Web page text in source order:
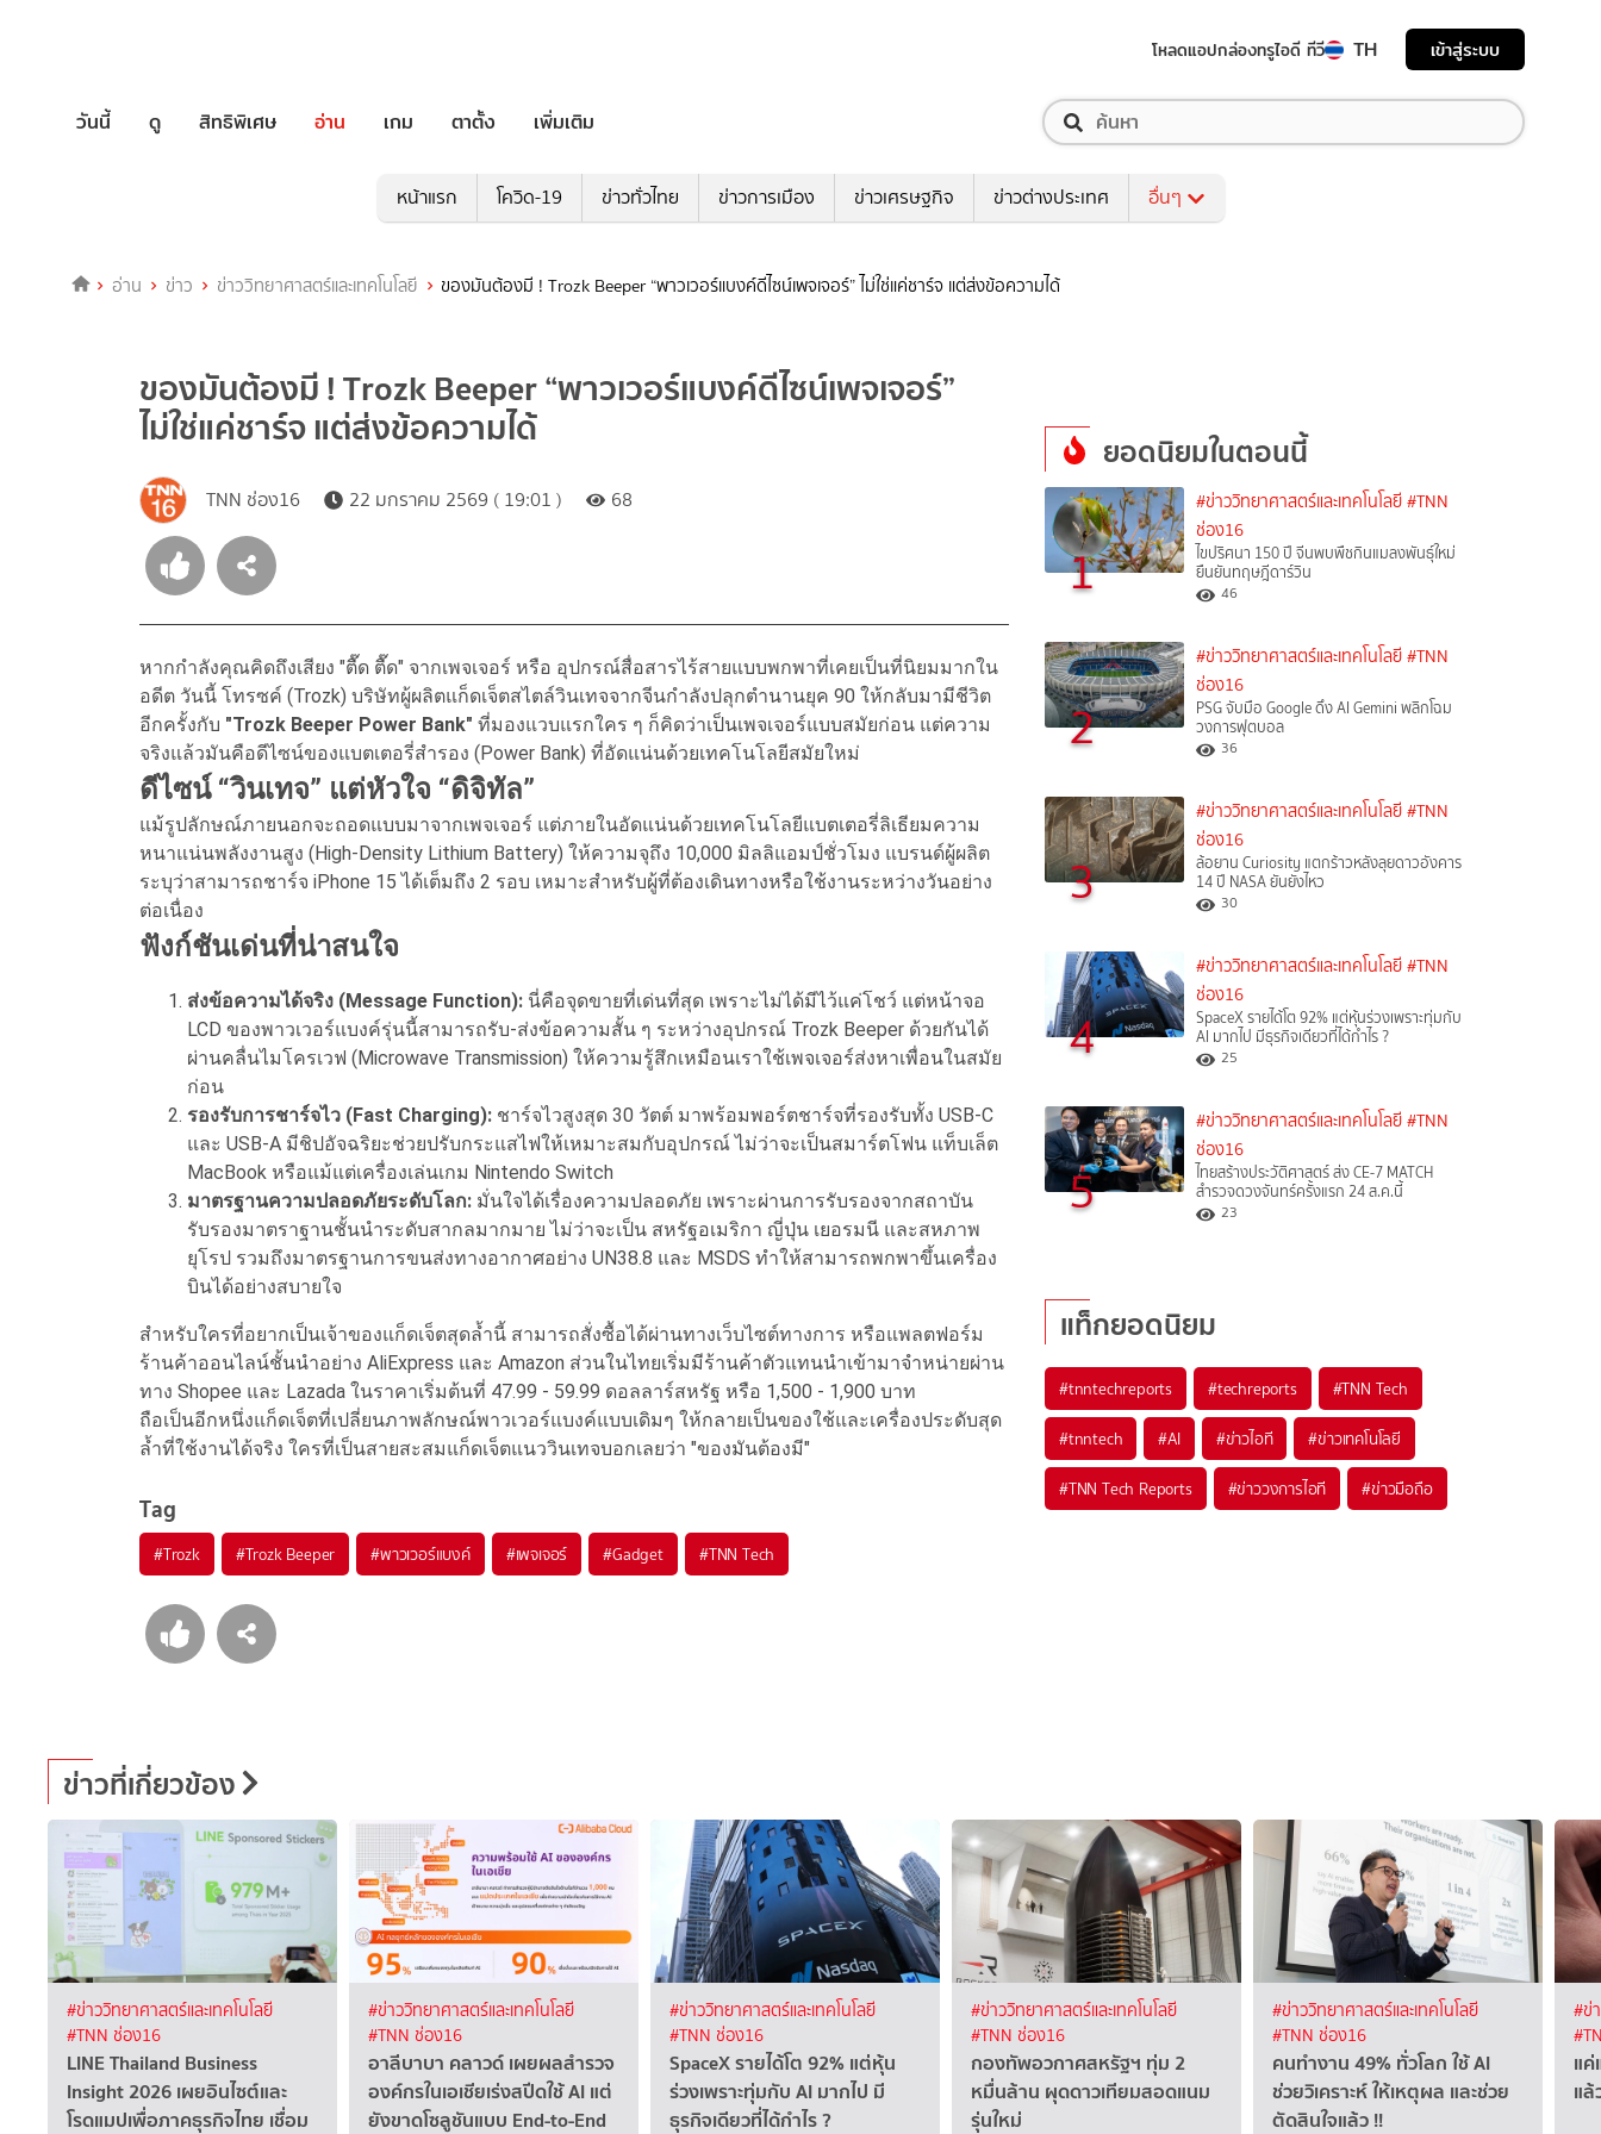
โหลดแอปกล่องทรูไอดี ทีวี TH เข้าสู่ระบบ
วันนี้ ดู สิทธิพิเศษ อ่าน เกม ตาตั้ง เพิ่มเติม
หน้าแรก โควิด-19 ข่าวทั่วไทย ข่าวการเมือง ข่าวเศรษฐกิจ ข่าวต่างประเทศ อื่นๆ
อ่าน ข่าว ข่าววิทยาศาสตร์และเทคโนโลยี ของมันต้องมี ! Trozk Beeper “พาวเวอร์แบงค์ดีไซน์เพจเจอร์” ไม่ใช่แค่ชาร์จ แต่ส่งข้อความได้
ของมันต้องมี ! Trozk Beeper “พาวเวอร์แบงค์ดีไซน์เพจเจอร์”
ไม่ใช่แค่ชาร์จ แต่ส่งข้อความได้
TNN ช่อง16 22 มกราคม 2569 ( 19:01 ) 68
หากกำลังคุณคิดถึงเสียง "ตื๊ด ตื๊ด" จากเพจเจอร์ หรือ อุปกรณ์สื่อสารไร้สายแบบพกพาที่เคยเป็นที่นิยมมากใน
อดีต วันนี้ โทรซค์ (Trozk) บริษัทผู้ผลิตแก็ดเจ็ตสไตล์วินเทจจากจีนกำลังปลุกตำนานยุค 90 ให้กลับมามีชีวิต
อีกครั้งกับ "Trozk Beeper Power Bank" ที่มองแวบแรกใคร ๆ ก็คิดว่าเป็นเพจเจอร์แบบสมัยก่อน แต่ความ
จริงแล้วมันคือดีไซน์ของแบตเตอรี่สำรอง (Power Bank) ที่อัดแน่นด้วยเทคโนโลยีสมัยใหม่
ดีไซน์ “วินเทจ” แต่หัวใจ “ดิจิทัล”
แม้รูปลักษณ์ภายนอกจะถอดแบบมาจากเพจเจอร์ แต่ภายในอัดแน่นด้วยเทคโนโลยีแบตเตอรี่ลิเธียมความ
หนาแน่นพลังงานสูง (High-Density Lithium Battery) ให้ความจุถึง 10,000 มิลลิแอมป์ชั่วโมง แบรนด์ผู้ผลิต
ระบุว่าสามารถชาร์จ iPhone 15 ได้เต็มถึง 2 รอบ เหมาะสำหรับผู้ที่ต้องเดินทางหรือใช้งานระหว่างวันอย่าง
ต่อเนื่อง
ฟังก์ชันเด่นที่น่าสนใจ
ส่งข้อความได้จริง (Message Function): นี่คือจุดขายที่เด่นที่สุด เพราะไม่ได้มีไว้แค่โชว์ แต่หน้าจอ
LCD ของพาวเวอร์แบงค์รุ่นนี้สามารถรับ-ส่งข้อความสั้น ๆ ระหว่างอุปกรณ์ Trozk Beeper ด้วยกันได้
ผ่านคลื่นไมโครเวฟ (Microwave Transmission) ให้ความรู้สึกเหมือนเราใช้เพจเจอร์ส่งหาเพื่อนในสมัย
ก่อน
รองรับการชาร์จไว (Fast Charging): ชาร์จไวสูงสุด 30 วัตต์ มาพร้อมพอร์ตชาร์จที่รองรับทั้ง USB-C
และ USB-A มีชิปอัจฉริยะช่วยปรับกระแสไฟให้เหมาะสมกับอุปกรณ์ ไม่ว่าจะเป็นสมาร์ตโฟน แท็บเล็ต
MacBook หรือแม้แต่เครื่องเล่นเกม Nintendo Switch
มาตรฐานความปลอดภัยระดับโลก: มั่นใจได้เรื่องความปลอดภัย เพราะผ่านการรับรองจากสถาบัน
รับรองมาตราฐานชั้นนำระดับสากลมากมาย ไม่ว่าจะเป็น สหรัฐอเมริกา ญี่ปุ่น เยอรมนี และสหภาพ
ยุโรป รวมถึงมาตรฐานการขนส่งทางอากาศอย่าง UN38.8 และ MSDS ทำให้สามารถพกพาขึ้นเครื่อง
บินได้อย่างสบายใจ
สำหรับใครที่อยากเป็นเจ้าของแก็ดเจ็ตสุดล้ำนี้ สามารถสั่งซื้อได้ผ่านทางเว็บไซต์ทางการ หรือแพลตฟอร์ม
ร้านค้าออนไลน์ชั้นนำอย่าง AliExpress และ Amazon ส่วนในไทยเริ่มมีร้านค้าตัวแทนนำเข้ามาจำหน่ายผ่าน
ทาง Shopee และ Lazada ในราคาเริ่มต้นที่ 47.99 - 59.99 ดอลลาร์สหรัฐ หรือ 1,500 - 1,900 บาท
ถือเป็นอีกหนึ่งแก็ดเจ็ตที่เปลี่ยนภาพลักษณ์พาวเวอร์แบงค์แบบเดิมๆ ให้กลายเป็นของใช้และเครื่องประดับสุด
ล้ำที่ใช้งานได้จริง ใครที่เป็นสายสะสมแก็ดเจ็ตแนววินเทจบอกเลยว่า "ของมันต้องมี"
Tag
#Trozk #Trozk Beeper #พาวเวอร์แบงค์ #เพจเจอร์ #Gadget #TNN Tech
ยอดนิยมในตอนนี้
1
#ข่าววิทยาศาสตร์และเทคโนโลยี #TNN
ช่อง16
ไขปริศนา 150 ปี จีนพบพืชกินแมลงพันธุ์ใหม่
ยืนยันทฤษฎีดาร์วิน
46
2
#ข่าววิทยาศาสตร์และเทคโนโลยี #TNN
ช่อง16
PSG จับมือ Google ดึง AI Gemini พลิกโฉม
วงการฟุตบอล
36
3
#ข่าววิทยาศาสตร์และเทคโนโลยี #TNN
ช่อง16
ล้อยาน Curiosity แตกร้าวหลังลุยดาวอังคาร
14 ปี NASA ยันยังไหว
30
4
#ข่าววิทยาศาสตร์และเทคโนโลยี #TNN
ช่อง16
SpaceX รายได้โต 92% แต่หุ้นร่วงเพราะทุ่มกับ
AI มากไป มีธุรกิจเดียวที่ได้กำไร ?
25
5
#ข่าววิทยาศาสตร์และเทคโนโลยี #TNN
ช่อง16
ไทยสร้างประวัติศาสตร์ ส่ง CE-7 MATCH
สำรวจดวงจันทร์ครั้งแรก 24 ส.ค.นี้
23
แท็กยอดนิยม
#tnntechreports #techreports #TNN Tech
#tnntech #AI #ข่าวไอที #ข่าวเทคโนโลยี
#TNN Tech Reports #ข่าววงการไอที #ข่าวมือถือ
ข่าวที่เกี่ยวข้อง
#ข่าววิทยาศาสตร์และเทคโนโลยี
#TNN ช่อง16
LINE Thailand Business
Insight 2026 เผยอินไซต์และ
โรดแมปเพื่อภาคธุรกิจไทย เชื่อม
#ข่าววิทยาศาสตร์และเทคโนโลยี
#TNN ช่อง16
อาลีบาบา คลาวด์ เผยผลสำรวจ
องค์กรในเอเชียเร่งสปีดใช้ AI แต่
ยังขาดโซลูชันแบบ End-to-End
#ข่าววิทยาศาสตร์และเทคโนโลยี
#TNN ช่อง16
SpaceX รายได้โต 92% แต่หุ้น
ร่วงเพราะทุ่มกับ AI มากไป มี
ธุรกิจเดียวที่ได้กำไร ?
#ข่าววิทยาศาสตร์และเทคโนโลยี
#TNN ช่อง16
กองทัพอวกาศสหรัฐฯ ทุ่ม 2
หมื่นล้าน ผุดดาวเทียมสอดแนม
รุ่นใหม่
#ข่าววิทยาศาสตร์และเทคโนโลยี
#TNN ช่อง16
คนทำงาน 49% ทั่วโลก ใช้ AI
ช่วยวิเคราะห์ ให้เหตุผล และช่วย
ตัดสินใจแล้ว !!
#ข่
แ
แล้